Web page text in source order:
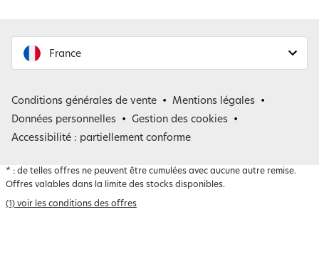
France
Belgique
Conditions générales de vente
Mentions légales
Données personnelles
Gestion des cookies
Accessibilité : partiellement conforme
* : de telles offres ne peuvent être cumulées avec aucune autre remise.
Offres valables dans la limite des stocks disponibles.
(1) voir les conditions des offres